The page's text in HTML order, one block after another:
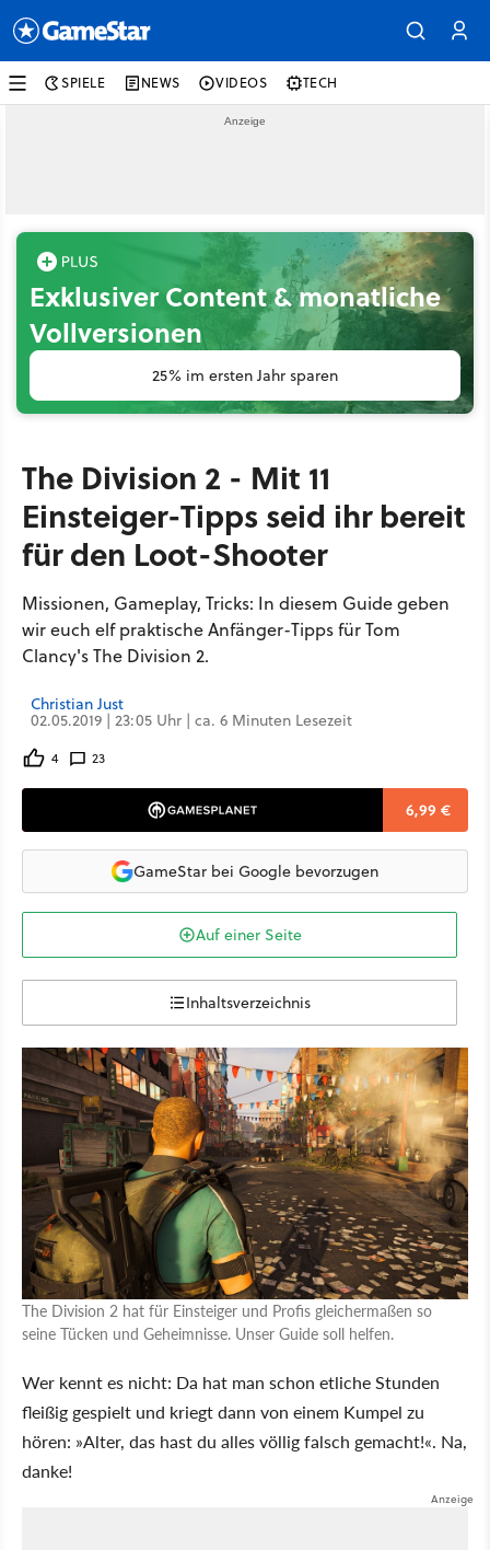
SPIELE NEWS VIDEOS TECH
Exklusiver Content & monatliche
Vollversionen
25% im ersten Jahr sparen
The Division 2 - Mit 11
Einsteiger-Tipps seid ihr bereit
für den Loot-Shooter
Missionen, Gameplay, Tricks: In diesem Guide geben
wir euch elf praktische Anfänger-Tipps für Tom
Clancy's The Division 2.
Christian Just
02.05.2019 | 23:05 Uhr | ca. 6 Minuten Lesezeit
4 23
6,99 €
GameStar bei Google bevorzugen
Auf einer Seite
Inhaltsverzeichnis
The Division 2 hat für Einsteiger und Profis gleichermaßen so
seine Tücken und Geheimnisse. Unser Guide soll helfen.
Wer kennt es nicht: Da hat man schon etliche Stunden
fleißig gespielt und kriegt dann von einem Kumpel zu
hören: »Alter, das hast du alles völlig falsch gemacht!«. Na,
danke!